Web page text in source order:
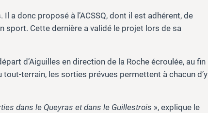
a donc proposé à l’ACSSQ, dont il est adhérent, de
Cette dernière a validé le projet lors de sa
d’Aiguilles en direction de la Roche écroulée, au fin
terrain, les sorties prévues permettent à chacun d’y
dans le Queyras et dans le Guillestrois », explique le